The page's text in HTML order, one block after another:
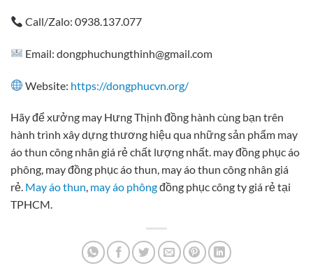
Call/Zalo: 0938.137.077
Email:dongphuchungthinh@gmail.com
Website: https://dongphucvn.org/
Hãy để xưởng may Hưng Thịnh đồng hành cùng bạn trên
hành trình xây dựng thương hiệu qua những sản phẩm may
áo thun công nhân giá rẻ chất lượng nhất. may đồng phục áo
phông, may đồng phục áo thun, may áo thun công nhân giá
rẻ. May áo thun, may áo phôngđồng phục công ty giá rẻ tại
TPHCM.